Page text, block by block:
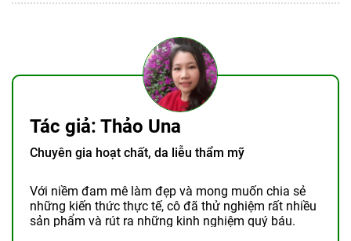
Tác giả: Thảo Una
Chuyên gia hoạt chất, da liễu thẩm mỹ
Với niềm đam mê làm đẹp và mong muốn chia sẻ
những kiến thức thực tế, cô đã thử nghiệm rất nhiều
sản phẩm và rút ra những kinh nghiệm quý báu.